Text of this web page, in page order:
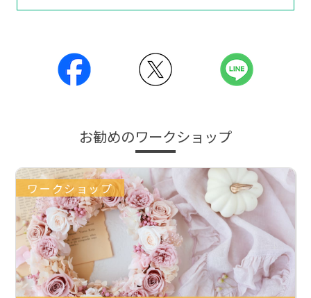
お勧めのワークショップ
ワークショップ